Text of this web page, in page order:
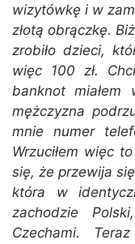
wizytówkę i w
złotą obrączkę.
zrobiło dzieci,
więc 100 zł.
banknot
mężczyzna
mnie numer
Wrzuciłem więc
się, że przewija
która w
zachodzie
Czechami.